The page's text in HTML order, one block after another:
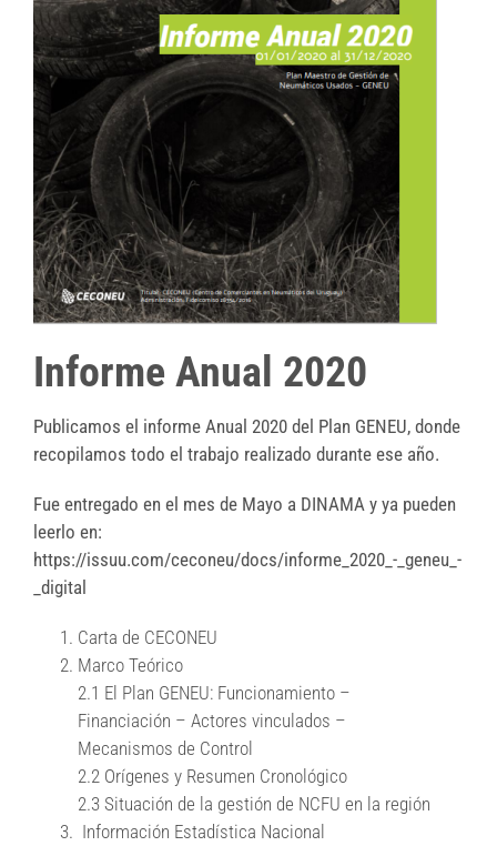
Informe Anual 2020
Publicamos el informe Anual 2020 del Plan GENEU, donde
recopilamos todo el trabajo realizado durante ese año.
Fue entregado en el mes de Mayo a DINAMA y ya pueden
leerlo en:
https://issuu.com/ceconeu/docs/informe_2020_-_geneu_-
_digital
Carta de CECONEU
Marco Teórico
2.1 El Plan GENEU: Funcionamiento –
Financiación – Actores vinculados –
Mecanismos de Control
2.2 Orígenes y Resumen Cronológico
2.3 Situación de la gestión de NCFU en la región
Información Estadística Nacional